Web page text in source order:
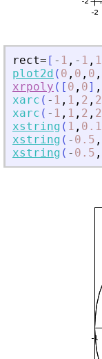
rect= [ - 1 , - 1 , 1
plot2d ( 0 , 0 , 0 ,
xrpoly ( [ 0 , 0] ,
xarc ( - 1 , 1 , 2 , 2
xarc ( - 1 , 1 , 2 , 2
xstring ( 1 , 0.1
xstring ( - 0.5 ,
xstring ( - 0.5 ,